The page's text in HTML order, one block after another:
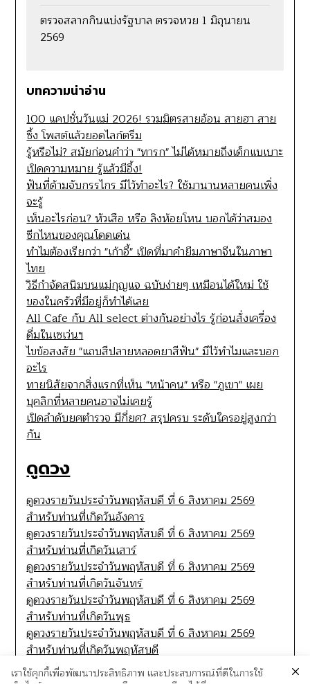
ตรวจสลากกินแบ่งรัฐบาล ตรวจหวย 1 มิถุนายน
2569
บทความน่าอ่าน
100 แคปชั่นวันแม่ 2026! รวมมิตรสายอ้อน สายฮา สาย
ซึ้ง โพสต์แล้วยอดไลก์ตรึม
รู้หรือไม่? สมัยก่อนคำว่า "ทารก" ไม่ได้หมายถึงเด็กแบเบาะ
เปิดความหมาย รู้แล้วมีอึ้ง!
ฟันที่ด้ามจับกรรไกร มีไว้ทำอะไร? ใช้มานานหลายคนเพิ่ง
จะรู้
เห็นอะไรก่อน? หัวเสือ หรือ ลิงห้อยโหน บอกได้ว่าสมอง
ซีกไหนของคุณโดดเด่น
ทำไมต้องเรียกว่า "เก้าอี้" เปิดที่มาคำยืมภาษาจีนในภาษา
ไทย
วิธีกำจัดสนิมบนแม่กุญแจ ฉบับง่ายๆ เหมือนได้ใหม่ ใช้
ของในครัวที่มีอยู่ก็ทำได้เลย
All Cafe กับ All select ต่างกันอย่างไร รู้ก่อนสั่งเครื่อง
ดื่มในเซเว่นฯ
ไขข้อสงสัย "แถบสีปลายหลอดยาสีฟัน" มีไว้ทำไมและบอก
อะไร
ทายนิสัยจากสิ่งแรกที่เห็น "หน้าคน" หรือ "ภูเขา" เผย
บุคลิกที่หลายคนอาจไม่เคยรู้
เปิดลำดับยศตำรวจ มีกี่ยศ? สรุปครบ ระดับใครอยู่สูงกว่า
กัน
ดูดวง
ดูดวงรายวันประจำวันพฤหัสบดี ที่ 6 สิงหาคม 2569
สำหรับท่านที่เกิดวันอังคาร
ดูดวงรายวันประจำวันพฤหัสบดี ที่ 6 สิงหาคม 2569
สำหรับท่านที่เกิดวันเสาร์
ดูดวงรายวันประจำวันพฤหัสบดี ที่ 6 สิงหาคม 2569
สำหรับท่านที่เกิดวันจันทร์
ดูดวงรายวันประจำวันพฤหัสบดี ที่ 6 สิงหาคม 2569
สำหรับท่านที่เกิดวันพุธ
ดูดวงรายวันประจำวันพฤหัสบดี ที่ 6 สิงหาคม 2569
สำหรับท่านที่เกิดวันพฤหัสบดี
เราใช้คุกกี้เพื่อพัฒนาประสิทธิภาพ และประสบการณ์ที่ดีในการใช้